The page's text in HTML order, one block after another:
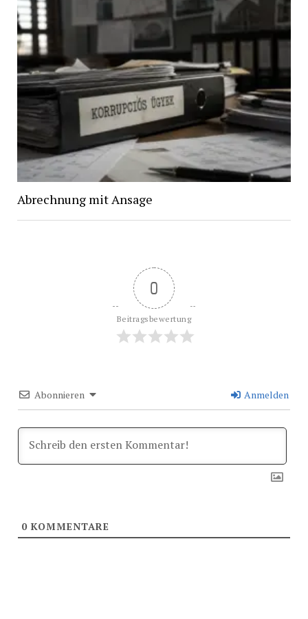
Abrechnung mit Ansage
0
Beitragsbewertung
Abonnieren Anmelden
0KOMMENTARE